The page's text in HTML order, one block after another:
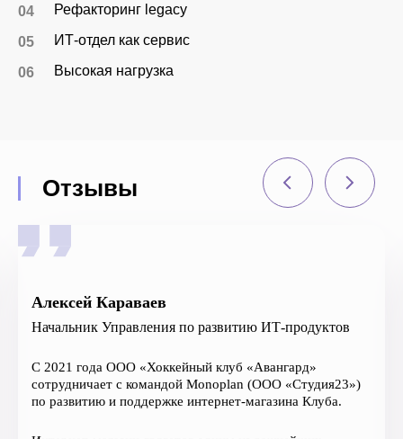
Рефакторинг legacy
ИТ-отдел как сервис
Высокая нагрузка
Отзывы
Алексей Караваев
Начальник Управления по развитию ИТ-продуктов
С 2021 года ООО «Хоккейный клуб «Авангард»
сотрудничает с командой Monoplan (ООО «Студия23»)
по развитию и поддержке интернет-магазина Клуба.